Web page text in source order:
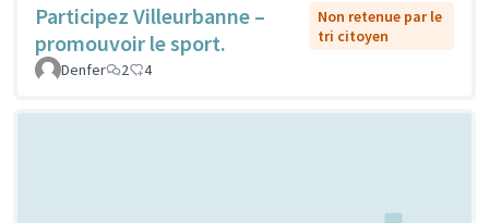
Participez Villeurbanne –
promouvoir le sport.
Non retenue par le
tri citoyen
Denfer
2 4